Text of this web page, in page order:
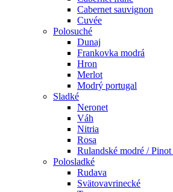
Cabernet sauvignon
Cuvée
Polosuché
Dunaj
Frankovka modrá
Hron
Merlot
Modrý portugal
Sladké
Neronet
Váh
Nitria
Rosa
Rulandské modré /
Polosladké
Rudava
Svätovavrinecké